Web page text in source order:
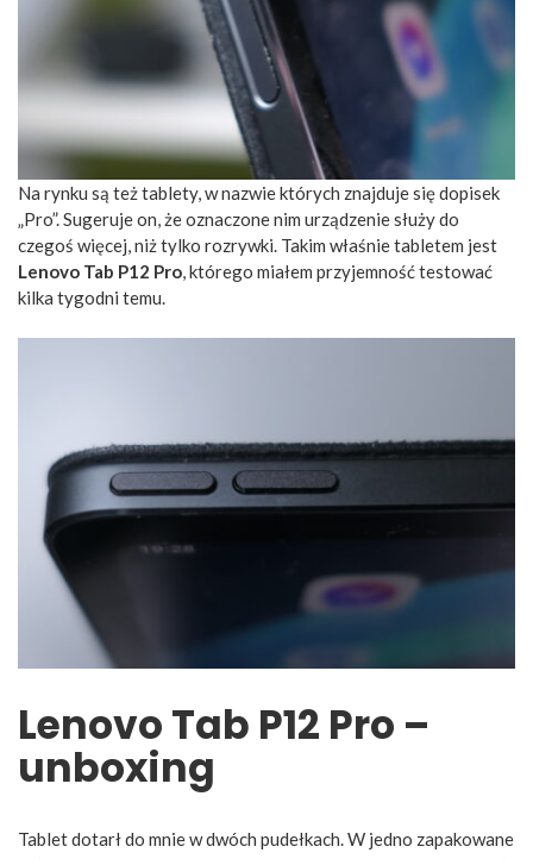
Na rynku są też tablety, w nazwie których znajduje się dopisek
„Pro”. Sugeruje on, że oznaczone nim urządzenie służy do
czegoś więcej, niż tylko rozrywki. Takim właśnie tabletem jest
Lenovo Tab P12 Pro, którego miałem przyjemność testować
kilka tygodni temu.
Lenovo Tab P12 Pro –
unboxing
Tablet dotarł do mnie w dwóch pudełkach. W jedno zapakowane